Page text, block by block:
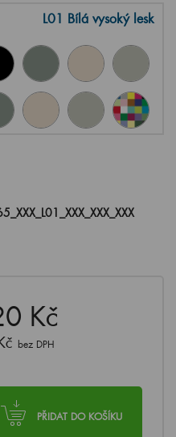
L01 Bílá vysoký lesk
Kč
bez DPH
PŘIDAT DO KOŠÍKU